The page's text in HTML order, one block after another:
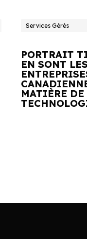
Services Gérés
PORTRAIT
EN SONT LES
MATIÈRE DE